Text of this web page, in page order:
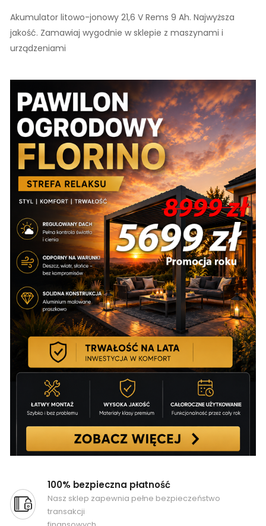
Akumulator litowo-jonowy 21,6 V Rems 9 Ah. Najwyższa
jakość. Zamawiaj wygodnie w sklepie z maszynami i
urządzeniami
100% bezpieczna płatność
Nasz sklep zapewnia pełne bezpieczeństwo
transakcji